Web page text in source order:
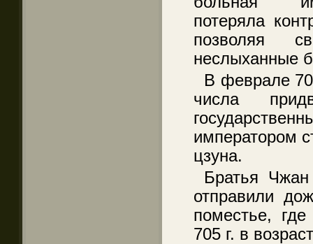
потеряла
позволяя
неслыханные
В феврале
числа
императором
цзуна.
Братья
отправили
поместье,
705 г. в